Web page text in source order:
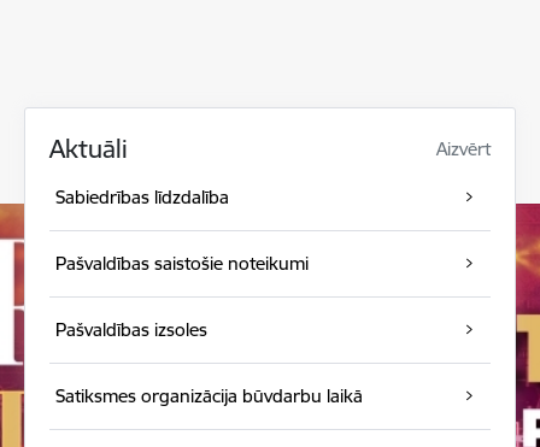
Aktuāli Aizvērt
Sabiedrības līdzdalība
Pašvaldības saistošie noteikumi
Pašvaldības izsoles
Satiksmes organizācija būvdarbu laikā